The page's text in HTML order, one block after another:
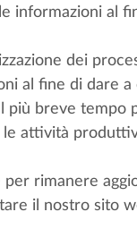
informazioni al
dei
al fine di dare
più breve tempo
attività
per rimanere
il nostro sito